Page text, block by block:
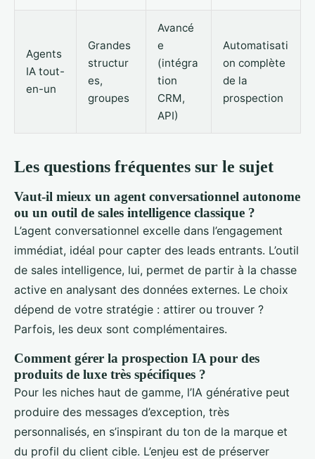
Agents
IA tout-
en-un
Grandes
structur
es,
groupes
Avancé
e
(intégra
tion
CRM,
API)
Automatisati
on complète
de la
prospection
Les questions fréquentes sur le sujet
Vaut-il mieux un agent conversationnel autonome
ou un outil de sales intelligence classique ?
L’agent conversationnel excelle dans l’engagement
immédiat, idéal pour capter des leads entrants. L’outil
de sales intelligence, lui, permet de partir à la chasse
active en analysant des données externes. Le choix
dépend de votre stratégie : attirer ou trouver ?
Parfois, les deux sont complémentaires.
Comment gérer la prospection IA pour des
produits de luxe très spécifiques ?
Pour les niches haut de gamme, l’IA générative peut
produire des messages d’exception, très
personnalisés, en s’inspirant du ton de la marque et
du profil du client cible. L’enjeu est de préserver